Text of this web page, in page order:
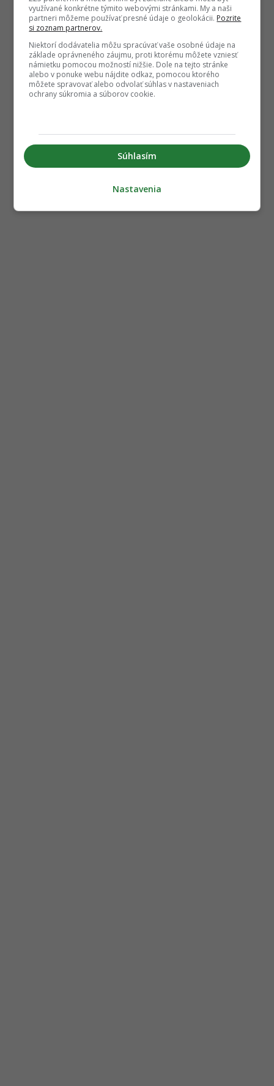
využívané konkrétne týmito webovými stránkami. My a naši
partneri môžeme používať presné údaje o geolokácii. Pozrite
si zoznam partnerov.
Niektorí dodávatelia môžu spracúvať vaše osobné údaje na
základe oprávneného záujmu, proti ktorému môžete vzniesť
námietku pomocou možností nižšie. Dole na tejto stránke
alebo v ponuke webu nájdite odkaz, pomocou ktorého
môžete spravovať alebo odvolať súhlas v nastaveniach
ochrany súkromia a súborov cookie.
Súhlasím
Nastavenia